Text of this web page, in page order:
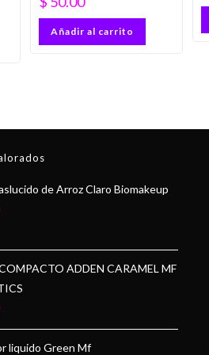
Añadir al carrito
de Arroz Claro Biomakeup
ADDEN CARAMEL MF
liquido Green Mf